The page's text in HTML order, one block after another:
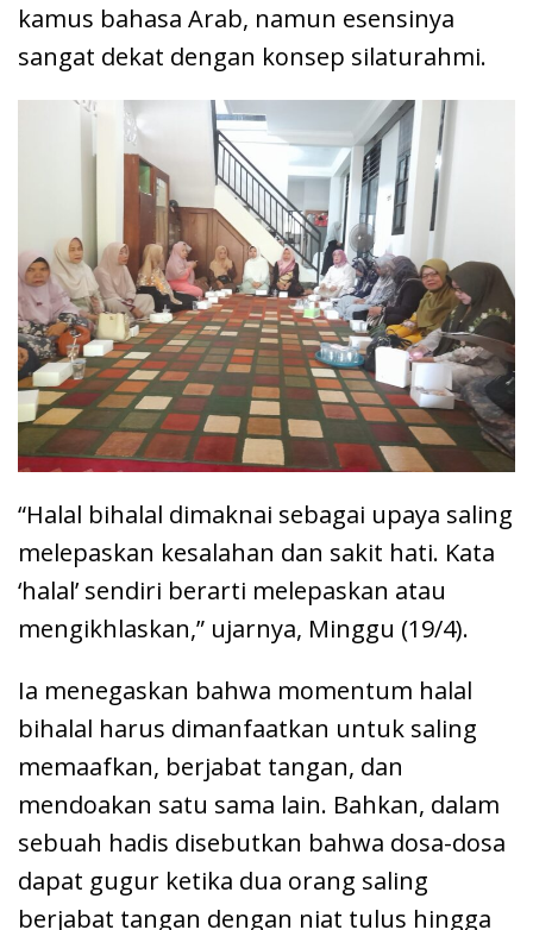
kamus bahasa Arab, namun esensinya
sangat dekat dengan konsep silaturahmi.
“Halal bihalal dimaknai sebagai upaya saling
melepaskan kesalahan dan sakit hati. Kata
‘halal’ sendiri berarti melepaskan atau
mengikhlaskan,” ujarnya, Minggu (19/4).
Ia menegaskan bahwa momentum halal
bihalal harus dimanfaatkan untuk saling
memaafkan, berjabat tangan, dan
mendoakan satu sama lain. Bahkan, dalam
sebuah hadis disebutkan bahwa dosa-dosa
dapat gugur ketika dua orang saling
berjabat tangan dengan niat tulus hingga